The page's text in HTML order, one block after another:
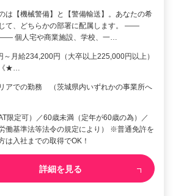
は【機械警備】と【警備輸送】。あなたの希
て、どちらかの部署に配属します。 ――
―― 個人宅や商業施設、学校、一…
～月給234,200円（大卒以上225,000円以上）
★…
アでの勤務 （茨城県内いずれかの事業所へ
限定可）／60歳未満（定年が60歳の為）／
働基準法等法令の規定により） ※普通免許を
は入社までの取得でOK！
詳細を見る